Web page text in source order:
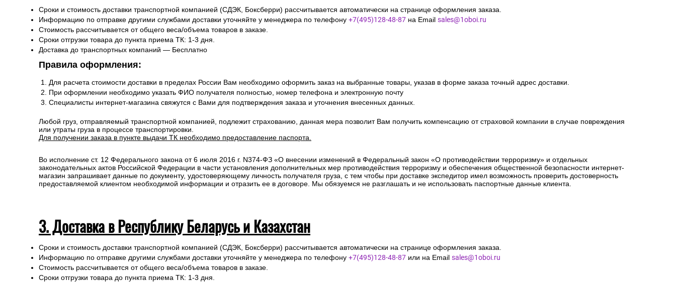
Сроки и стоимость доставки транспортной компанией (СДЭК, Боксберри) рассчитывается автоматически на странице оформления заказа.
Информацию по отправке другими службами доставки уточняйте у менеджера по телефону +7(495)128-48-87 на Email sales@1oboi.ru
Стоимость рассчитывается от общего веса/объема товаров в заказе.
Сроки отгрузки товара до пункта приема ТК: 1-3 дня.
Доставка до транспортных компаний — Бесплатно
Правила оформления:
Для расчета стоимости доставки в пределах России Вам необходимо оформить заказ на выбранные товары, указав в форме заказа точный адрес доставки.
При оформлении необходимо указать ФИО получателя полностью, номер телефона и электронную почту
Специалисты интернет-магазина свяжутся с Вами для подтверждения заказа и уточнения внесенных данных.
Любой груз, отправляемый транспортной компанией, подлежит страхованию, данная мера позволит Вам получить компенсацию от страховой компании в случае повреждения
или утраты груза в процессе транспортировки.
Для получении заказа в пункте выдачи ТК необходимо предоставление паспорта.
Во исполнение ст. 12 Федерального закона от 6 июля 2016 г. N374-ФЗ «О внесении изменений в Федеральный закон «О противодействии терроризму» и отдельных
законодательных актов Российской Федерации в части установления дополнительных мер противодействия терроризму и обеспечения общественной безопасности интернет-
магазин запрашивает данные по документу, удостоверяющему личность получателя груза, с тем чтобы при доставке экспедитор имел возможность проверить достоверность
предоставляемой клиентом необходимой информации и отразить ее в договоре. Мы обязуемся не разглашать и не использовать паспортные данные клиента.
3. Доставка в Республику Беларусь и Казахстан
Сроки и стоимость доставки транспортной компанией (СДЭК, Боксберри) рассчитывается автоматически на странице оформления заказа.
Информацию по отправке другими службами доставки уточняйте у менеджера по телефону +7(495)128-48-87 или на Email sales@1oboi.ru
Стоимость рассчитывается от общего веса/объема товаров в заказе.
Сроки отгрузки товара до пункта приема ТК: 1-3 дня.